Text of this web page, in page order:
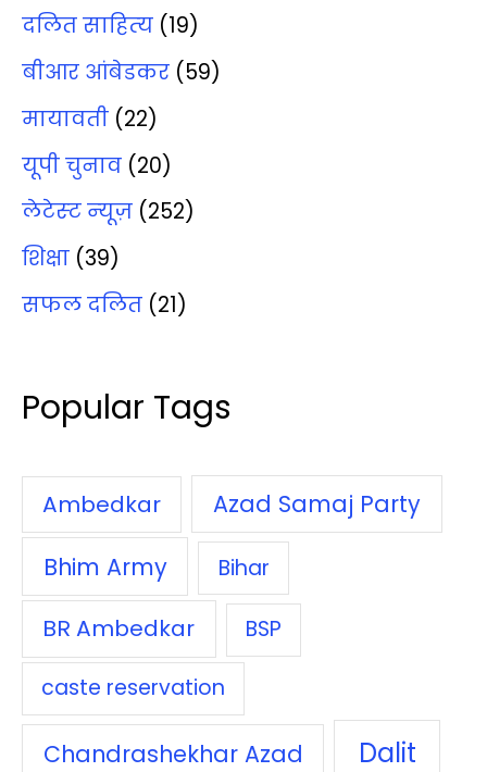
दलित साहित्‍य (19)
बीआर आंबेडकर (59)
मायावती (22)
यूपी चुनाव (20)
लेटेस्‍ट न्‍यूज़ (252)
शिक्षा (39)
सफल दलित (21)
Popular Tags
Ambedkar
Azad Samaj Party
Bhim Army
Bihar
BR Ambedkar
BSP
caste reservation
Chandrashekhar Azad Dalit